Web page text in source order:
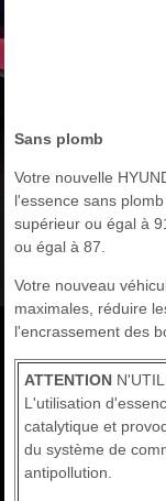
Sans plomb
Votre nouvelle
l'essence sans
supérieur ou égal à
ou égal à 87.
Votre nouveau
maximales, réduire
l'encrassement des
ATTENTION
L'utilisation
catalytique et
du système de
antipollution.